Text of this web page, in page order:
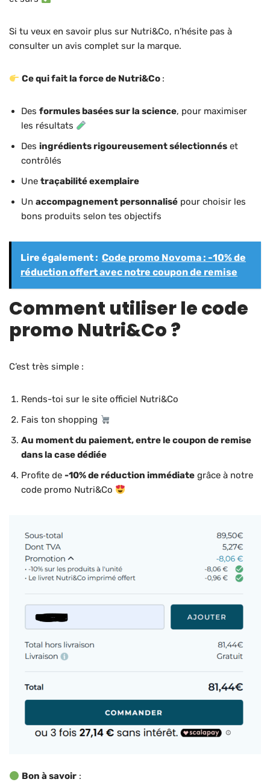
Si tu veux en savoir plus sur Nutri&Co, n’hésite pas à
consulter un avis complet sur la marque.
Ce qui fait la force de Nutri&Co :
Des formules basées sur la science, pour maximiser
les résultats
Des ingrédients rigoureusement sélectionnés et
contrôlés
Une traçabilité exemplaire
Un accompagnement personnalisé pour choisir les
bons produits selon tes objectifs
Lire également : Code promo Novoma : -10% de
réduction offert avec notre coupon de remise
Comment utiliser le code
promo Nutri&Co?
C’est très simple :
Rends-toi sur le site officiel Nutri&Co
Fais ton shopping
Au moment du paiement, entre le coupon de remise
dans la case dédiée
Profite de -10% de réduction immédiate grâce à notre
code promo Nutri&Co
Bon à savoir :